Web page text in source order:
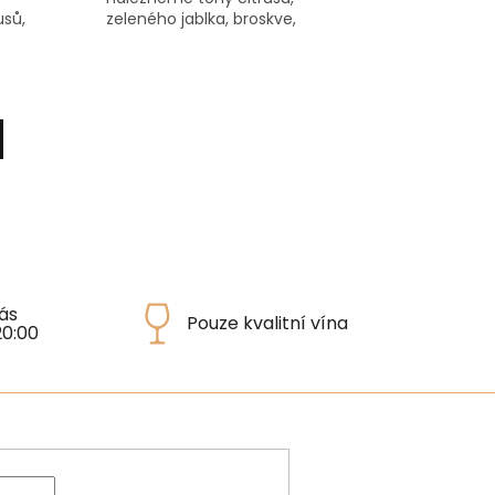
zeleného jablka, broskve,
Pouze kvalitní vína